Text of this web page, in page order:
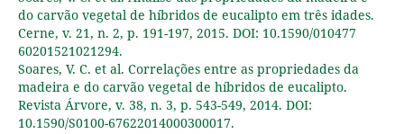
do carvão vegetal de híbridos de eucalipto em três idades.
Cerne, v. 21, n. 2, p. 191-197, 2015. DOI: 10.1590/010477
60201521021294.
Soares, V. C. et al. Correlações entre as propriedades da
madeira e do carvão vegetal de híbridos de eucalipto.
Revista Árvore, v. 38, n. 3, p. 543-549, 2014. DOI:
10.1590/S0100-67622014000300017.